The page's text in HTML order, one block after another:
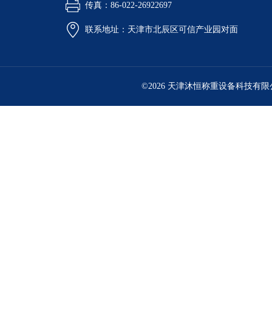
传真：86-022-26922697
联系地址：天津市北辰区可信产业园对面
©2026 天津沐恒称重设备科技有